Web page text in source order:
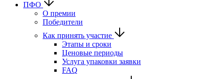
ПФО
О премии
Победители
Как принять участие
Этапы и сроки
Ценовые периоды
Услуга упаковки заявки
FAQ